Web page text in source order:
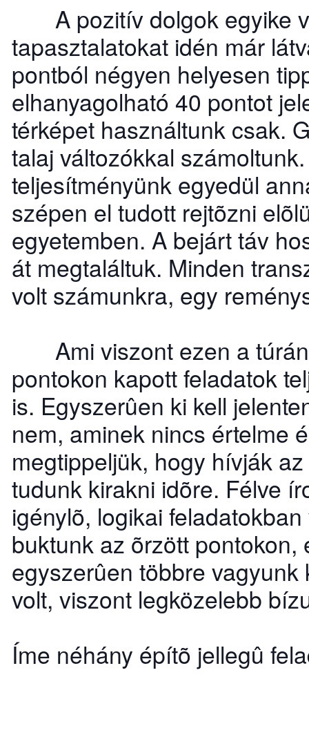
A pozitív dolgok egyike
tapasztalatokat idén már
pontból négyen helyesen
elhanyagolható 40 pontot
térképet használtunk csak.
talaj változókkal
teljesítményünk egyedül
szépen el tudott rejtõzni
egyetemben. A bejárt táv
át megtaláltuk. Minden
volt számunkra, egy
Ami viszont ezen a túrán
pontokon kapott feladatok
is. Egyszerûen ki kell
nem, aminek nincs értelme
megtippeljük, hogy hívják
tudunk kirakni idõre. Félve
igénylõ, logikai
buktunk az õrzött
egyszerûen többre
volt, viszont legközelebb
Íme néhány építõ jellegû